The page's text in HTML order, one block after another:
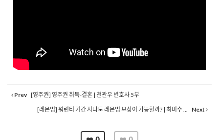
Prev [영주권] 영주권 취득-결혼 | 천관우 변호사 5부
[레몬법] 워런티 기간 지나도 레몬법 보상이 가능할까? | 최미수 ...
Next